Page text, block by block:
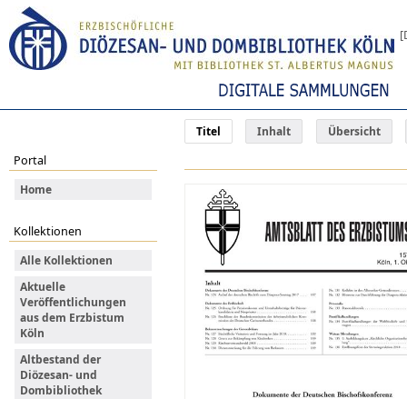
Titel Inhalt Übersicht
Portal
Home
Kollektionen
Alle Kollektionen
Aktuelle
Veröffentlichungen
aus dem Erzbistum
Köln
Altbestand der
Diözesan- und
Dombibliothek